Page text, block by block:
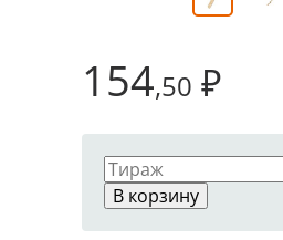
154,50 ₽
В корзину